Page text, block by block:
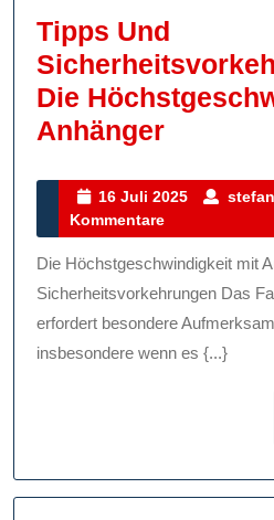
Tipps Und
Die
AnhängerTipps
Für
Die
Mit
16 Juli 2025
16
2025
Kommentare
Die Höchstgeschwindigkeit mit Anhänger: Tipps und
Sicherheitsvorkehrungen Das
erfordert besondere
insbesondere wenn es {...}